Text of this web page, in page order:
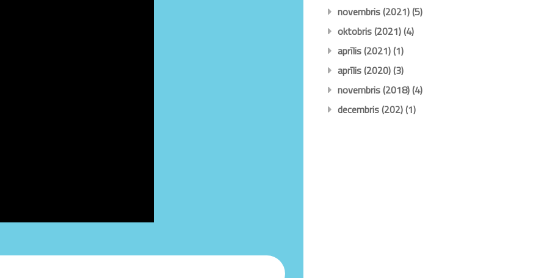
novembris (2021)(5)
oktobris (2021)(4)
aprīlis (2021)(1)
aprīlis (2020)(3)
novembris (2018)(4)
decembris (202)(1)